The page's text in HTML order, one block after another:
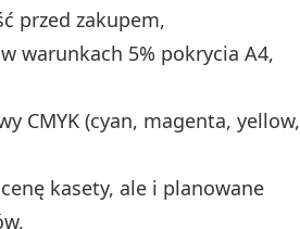
przed zakupem,
warunkach 5% pokrycia A4,
CMYK (cyan, magenta, yellow,
kasety, ale i planowane